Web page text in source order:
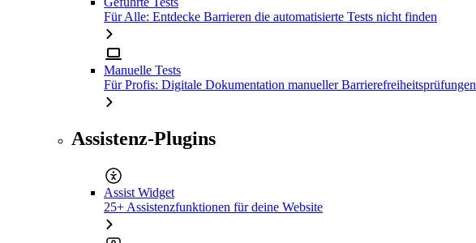
Für Alle: Entdecke Barrieren die automatisierte Tests nicht finden
Manuelle Tests
Für Profis: Digitale Dokumentation manueller Barrierefreiheitsprüfungen
Assistenz-Plugins
Assist Widget
25+ Assistenzfunktionen für deine Website